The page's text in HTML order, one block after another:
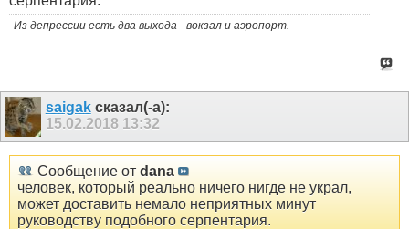
Из депрессии есть два выхода - вокзал и аэропорт.
saigakсказал(-а):
15.02.2018 13:32
Сообщение от dana
человек, который реально ничего нигде не украл,
может доставить немало неприятных минут
руководству подобного серпентария.